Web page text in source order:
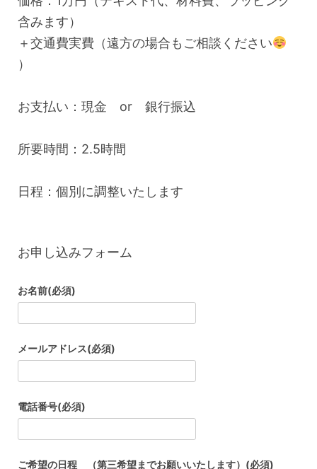
含みます）
＋交通費実費（遠方の場合もご相談ください
）
お支払い：現金 or 銀行振込
所要時間：2.5時間
日程：個別に調整いたします
お申し込みフォーム
お名前(必須)
メールアドレス(必須)
電話番号(必須)
ご希望の日程 （第三希望までお願いいたします） (必須)